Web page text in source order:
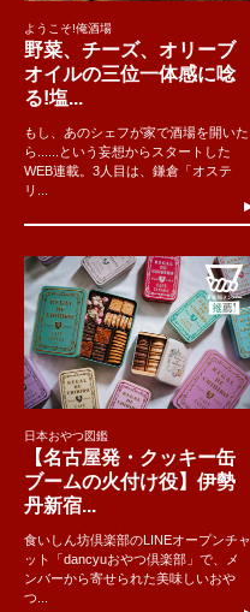
ようこそ!俺酒場
野菜、チーズ、オリーブ
オイルの三位一体感に唸
る!塩...
もし、あのシェフが家で酒場を開いた
ら......という妄想からスタートした
WEB連載。3人目は、鎌倉「オステ
リ...
日本おやつ図鑑
【名古屋発・クッキー缶
ブームの火付け役】伊勢
丹新宿...
食いしん坊倶楽部のLINEオープンチャ
ット「dancyuおやつ倶楽部」で、メ
ンバーから寄せられた美味しいおや
つ...